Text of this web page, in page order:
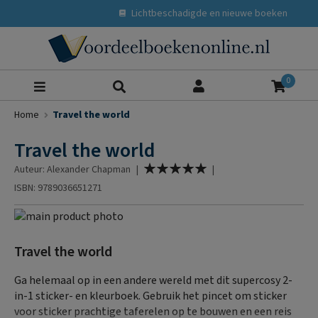
Lichtbeschadigde en nieuwe boeken
0
Home Travel the world
Travel the world
Auteur: Alexander Chapman | Waardering:
|
ISBN: 9789036651271
Ga
het
van
de
afbeeldingen-
naar
begin
van
de
Travel the world
Ga helemaal op in een andere wereld met dit supercosy 2-
in-1 sticker- en kleurboek. Gebruik het pincet om sticker
voor sticker prachtige taferelen op te bouwen en een reis